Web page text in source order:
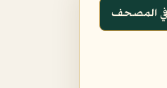
المصحف